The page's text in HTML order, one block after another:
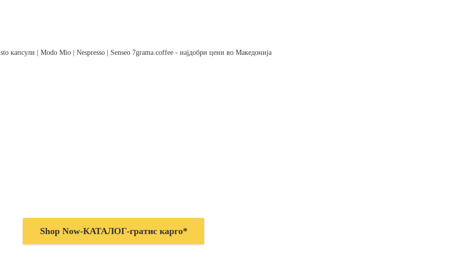
капсули | Modo Mio | Nespresso | Senseo 7grama.coffee - најдобри цени во Македонија
Shop Now-КАТАЛОГ-гратис карго*